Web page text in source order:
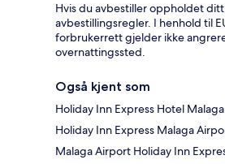
Hvis du avbestiller oppholdet
avbestillingsregler. I henhold til
forbrukerrett gjelder ikke
overnattingssted.
Også kjent som
Holiday Inn Express Hotel
Holiday Inn Express Malaga
Malaga Airport Holiday Inn